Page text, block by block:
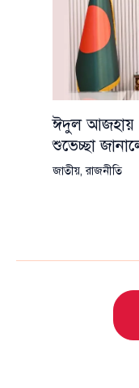
ঈদুল আজহায়
শুভেচ্ছা
জাতীয়,রাজনীতি